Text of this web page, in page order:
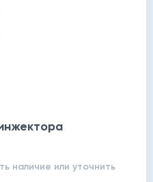
наличие или уточнить